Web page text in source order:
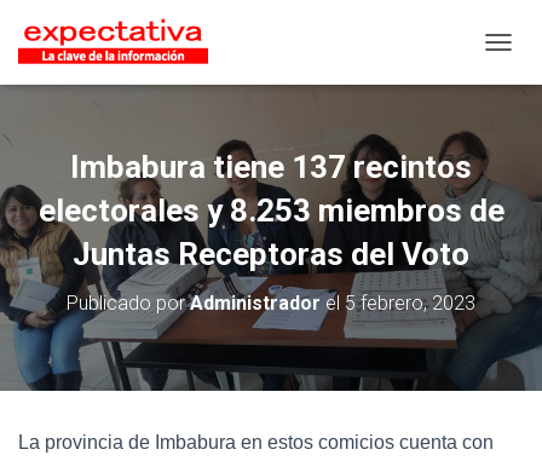
Imbabura tiene 137 recintos
electorales y 8.253 miembros de
Juntas Receptoras del Voto
Publicado porAdministrador el 5 febrero, 2023
La provincia de Imbabura en estos comicios cuenta con